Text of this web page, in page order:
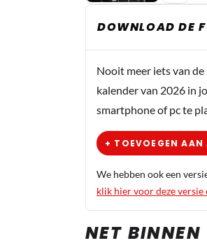
DOWNLOAD DE
Nooit meer iets van
kalender van 2026 in
smartphone of pc te
+ TOEVOEGEN AAN
We hebben ook een
klik hier voor deze versie
NET BINNEN